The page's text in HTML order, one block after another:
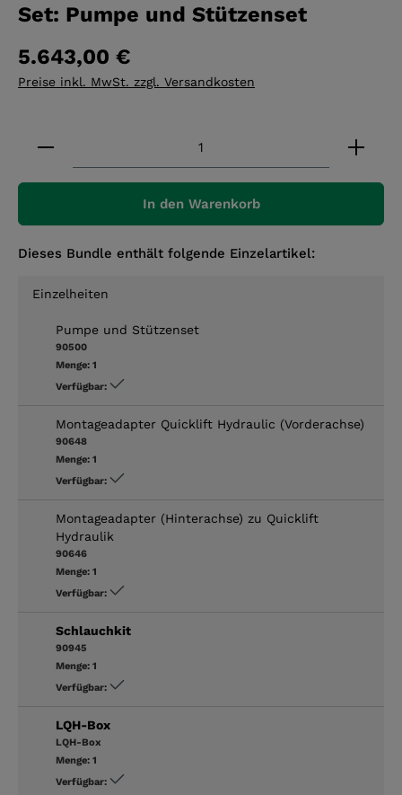
Durchschnittliche Bewertung von 0 von 5 Sternen
Set: Pumpe und Stützenset
5.643,00 €
Preise inkl. MwSt. zzgl. Versandkosten
Produkt Anzahl: Gib den gewünschten Wert
In den Warenkorb
Dieses Bundle enthält folgende Einzelartikel:
Einzelheiten
Pumpe und Stützenset
90500
Menge: 1
Verfügbar:
Montageadapter Quicklift Hydraulic (Vorderachse)
90648
Menge: 1
Verfügbar:
Montageadapter (Hinterachse) zu Quicklift
Hydraulik
90646
Menge: 1
Verfügbar:
Schlauchkit
90945
Menge: 1
Verfügbar:
LQH-Box
LQH-Box
Menge: 1
Verfügbar: